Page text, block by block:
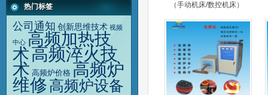
热门标签
公司通知 创新思维技术 视频
中心 高频加热技
术高频淬火技
术 高频炉价格 高频炉
维修高频炉设备
（手动机床/数控机床）